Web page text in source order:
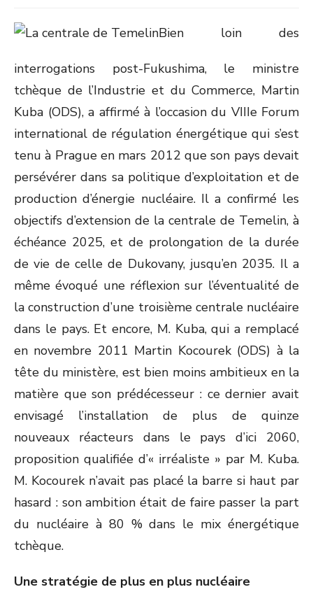
Bien loin des
interrogations post-Fukushima, le ministre
tchèque de l’Industrie et du Commerce, Martin
Kuba (ODS), a affirmé à l’occasion du VIIIe Forum
international de régulation énergétique qui s’est
tenu à Prague en mars 2012 que son pays devait
persévérer dans sa politique d’exploitation et de
production d’énergie nucléaire. Il a confirmé les
objectifs d’extension de la centrale de Temelin, à
échéance 2025, et de prolongation de la durée
de vie de celle de Dukovany, jusqu’en 2035. Il a
même évoqué une réflexion sur l’éventualité de
la construction d’une troisième centrale nucléaire
dans le pays. Et encore, M. Kuba, qui a remplacé
en novembre 2011 Martin Kocourek (ODS) à la
tête du ministère, est bien moins ambitieux en la
matière que son prédécesseur : ce dernier avait
envisagé l’installation de plus de quinze
nouveaux réacteurs dans le pays d’ici 2060,
proposition qualifiée d’« irréaliste » par M. Kuba.
M. Kocourek n’avait pas placé la barre si haut par
hasard : son ambition était de faire passer la part
du nucléaire à 80 % dans le mix énergétique
tchèque.
Une stratégie de plus en plus nucléaire